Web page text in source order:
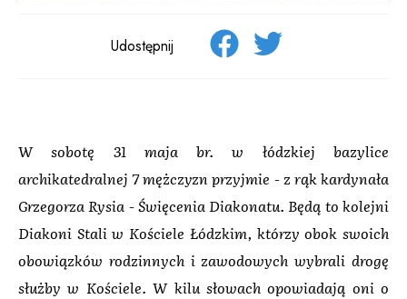
Udostępnij
W sobotę 31 maja br. w łódzkiej bazylice
archikatedralnej 7 mężczyzn przyjmie - z rąk kardynała
Grzegorza Rysia - Święcenia Diakonatu. Będą to kolejni
Diakoni Stali w Kościele Łódzkim, którzy obok swoich
obowiązków rodzinnych i zawodowych wybrali drogę
służby w Kościele. W kilu słowach opowiadają oni o